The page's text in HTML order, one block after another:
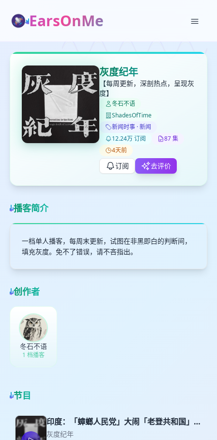
EarsOnMe
灰度纪年
【每周更新，深剖热点，呈现灰
度】
冬石不语
ShadesOfTime
新闻时事 · 新闻
12.24万 订阅
87 集
4天前
订阅 去评价
播客简介
一档单人播客，每周末更新，试图在非黑即白的判断间，
填充灰度。免不了错误，请不吝指出。
创作者
冬石不语
1 档播客
节目
印度：「蟑螂人民党」大闹「老登共和国」｜
26W31
灰度纪年
✕
打分
键盘下留人
✕
删除确认
取消
✕
加入播单